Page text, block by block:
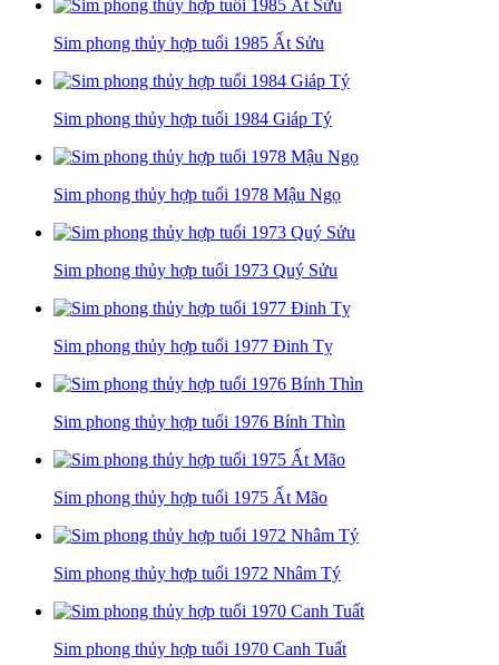
Sim phong thủy hợp tuổi 1985 Ất Sửu
Sim phong thủy hợp tuổi 1984 Giáp Tý
Sim phong thủy hợp tuổi 1978 Mậu Ngọ
Sim phong thủy hợp tuổi 1973 Quý Sửu
Sim phong thủy hợp tuổi 1977 Đinh Tỵ
Sim phong thủy hợp tuổi 1976 Bính Thìn
Sim phong thủy hợp tuổi 1975 Ất Mão
Sim phong thủy hợp tuổi 1972 Nhâm Tý
Sim phong thủy hợp tuổi 1970 Canh Tuất